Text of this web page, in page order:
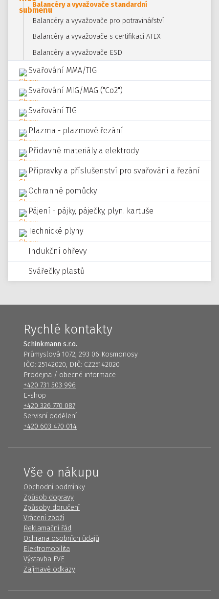
Balancéry a vyvažovače standardní
Balancéry a vyvažovače pro potravinářství
Balancéry a vyvažovače s certifikací ATEX
Balancéry a vyvažovače ESD
Svařování MMA/TIG
Svařování MIG/MAG ("Co2")
Svařování TIG
Plazma - plazmové řezání
Přídavné materiály a elektrody
Přípravky a příslušenství pro svařování a řezání
Ochranné pomůcky
Pájení - pájky, páječky, plyn. kartuše
Technické plyny
Indukční ohřevy
Svářečky plastů
Rychlé kontakty
Schinkmann s.r.o.
Průmyslová 1072, 293 06 Kosmonosy
IČO: 25142020, DIČ: CZ25142020
Prodejna / obecné informace
+420 731 503 996
E-shop
+420 326 770 087
Servisní oddělení
+420 603 470 014
Vše o nákupu
Obchodní podmínky
Způsob dopravy
Způsoby doručení
Vrácení zboží
Reklamační řád
Ochrana osobních údajů
Elektromobilita
Výstavba FVE
Zajímavé odkazy